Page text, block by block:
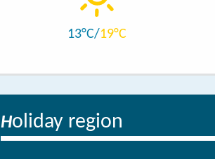
13 19
Holiday region